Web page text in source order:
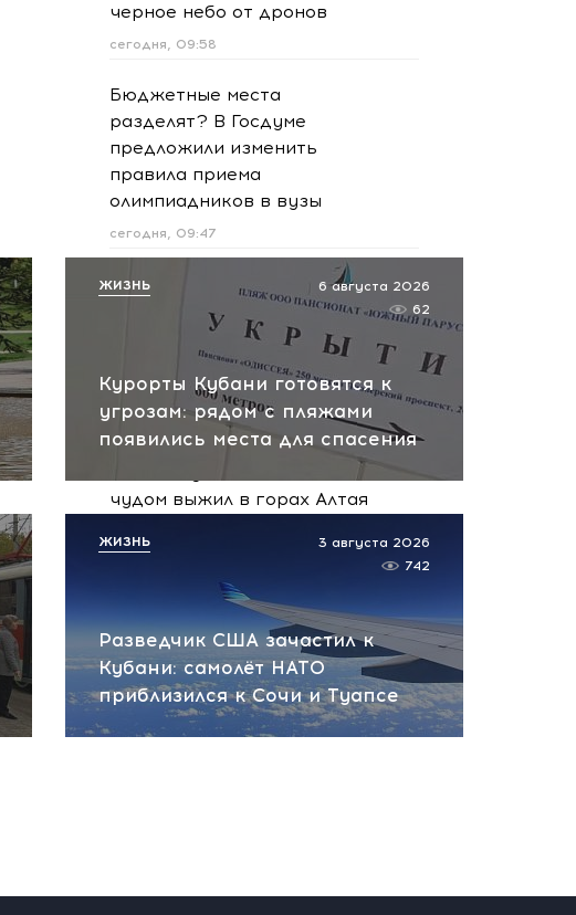
черное небо от дронов
сегодня, 09:58
Бюджетные места
разделят? В Госдуме
предложили изменить
правила приема
олимпиадников в вузы
сегодня, 09:47
Черноморский курорт
закрывал пляжи из-за
атаки БЭКов: обстановка
сегодня, 09:42
Молния, медведь и смерть
чудом выжил в горах Алтая
Курорты Кубани готовятся к
угрозам: рядом с пляжами
появились места для спасения
6 августа 2026
62
ЖИЗНЬ
Разведчик США зачастил к
Кубани: самолёт НАТО
приблизился к Сочи и Туапсе
3 августа 2026
742
ЖИЗНЬ